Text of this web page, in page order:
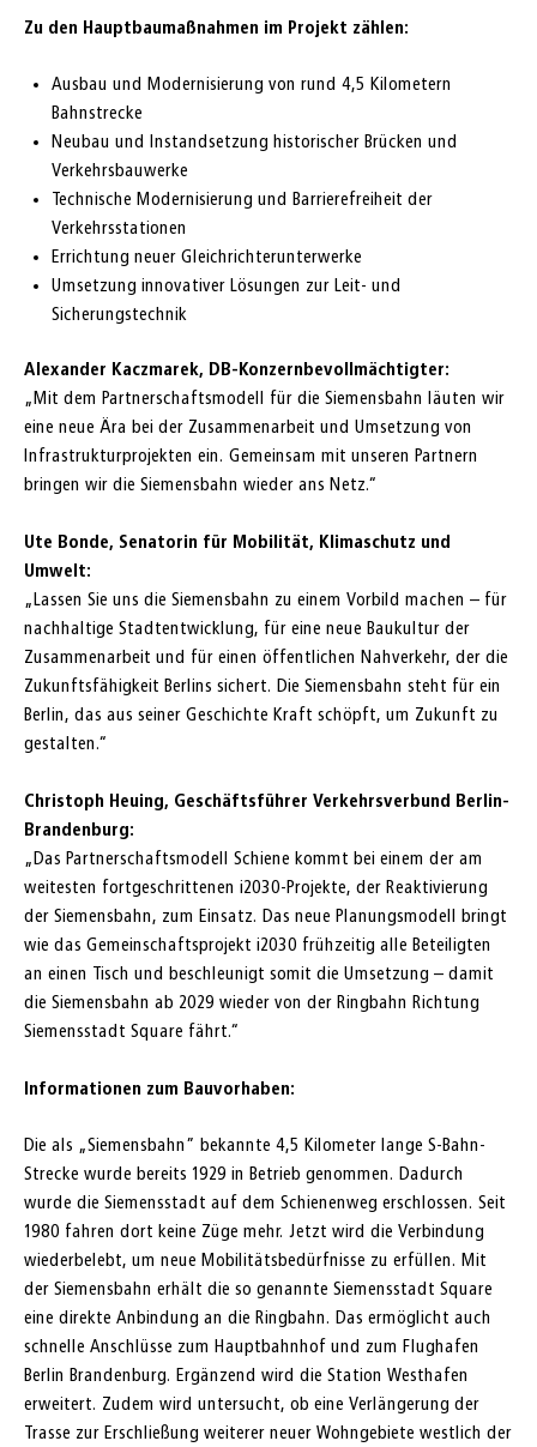
Zu den Hauptbaumaßnahmen im Projekt zählen:
Ausbau und Modernisierung von rund 4,5 Kilometern
Bahnstrecke
Neubau und Instandsetzung historischer Brücken und
Verkehrsbauwerke
Technische Modernisierung und Barrierefreiheit der
Verkehrsstationen
Errichtung neuer Gleichrichterunterwerke
Umsetzung innovativer Lösungen zur Leit- und
Sicherungstechnik
Alexander Kaczmarek, DB-Konzernbevollmächtigter:
„Mit dem Partnerschaftsmodell für die Siemensbahn läuten wir
eine neue Ära bei der Zusammenarbeit und Umsetzung von
Infrastrukturprojekten ein. Gemeinsam mit unseren Partnern
bringen wir die Siemensbahn wieder ans Netz.“
Ute Bonde, Senatorin für Mobilität, Klimaschutz und
Umwelt:
„Lassen Sie uns die Siemensbahn zu einem Vorbild machen – für
nachhaltige Stadtentwicklung, für eine neue Baukultur der
Zusammenarbeit und für einen öffentlichen Nahverkehr, der die
Zukunftsfähigkeit Berlins sichert. Die Siemensbahn steht für ein
Berlin, das aus seiner Geschichte Kraft schöpft, um Zukunft zu
gestalten.“
Christoph Heuing, Geschäftsführer Verkehrsverbund Berlin-
Brandenburg:
„Das Partnerschaftsmodell Schiene kommt bei einem der am
weitesten fortgeschrittenen i2030-Projekte, der Reaktivierung
der Siemensbahn, zum Einsatz. Das neue Planungsmodell bringt
wie das Gemeinschaftsprojekt i2030 frühzeitig alle Beteiligten
an einen Tisch und beschleunigt somit die Umsetzung – damit
die Siemensbahn ab 2029 wieder von der Ringbahn Richtung
Siemensstadt Square fährt.“
Informationen zum Bauvorhaben:
Die als „Siemensbahn” bekannte 4,5 Kilometer lange S-Bahn-
Strecke wurde bereits 1929 in Betrieb genommen. Dadurch
wurde die Siemensstadt auf dem Schienenweg erschlossen. Seit
1980 fahren dort keine Züge mehr. Jetzt wird die Verbindung
wiederbelebt, um neue Mobilitätsbedürfnisse zu erfüllen. Mit
der Siemensbahn erhält die so genannte Siemensstadt Square
eine direkte Anbindung an die Ringbahn. Das ermöglicht auch
schnelle Anschlüsse zum Hauptbahnhof und zum Flughafen
Berlin Brandenburg. Ergänzend wird die Station Westhafen
erweitert. Zudem wird untersucht, ob eine Verlängerung der
Trasse zur Erschließung weiterer neuer Wohngebiete westlich der